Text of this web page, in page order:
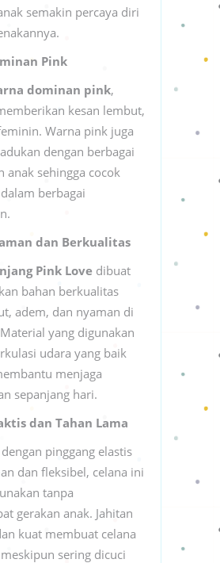
semakin percaya diri
Pink
dominan pink,
kesan lembut,
Warna pink juga
dengan berbagai
anak sehingga cocok
berbagai
dan Berkualitas
Pink Love dibuat
bahan berkualitas
adem, dan nyaman di
yang digunakan
udara yang baik
menjaga
sepanjang hari.
dan Tahan Lama
pinggang elastis
dan fleksibel, celana ini
tanpa
gerakan anak. Jahitan
kuat membuat celana
sering dicuci